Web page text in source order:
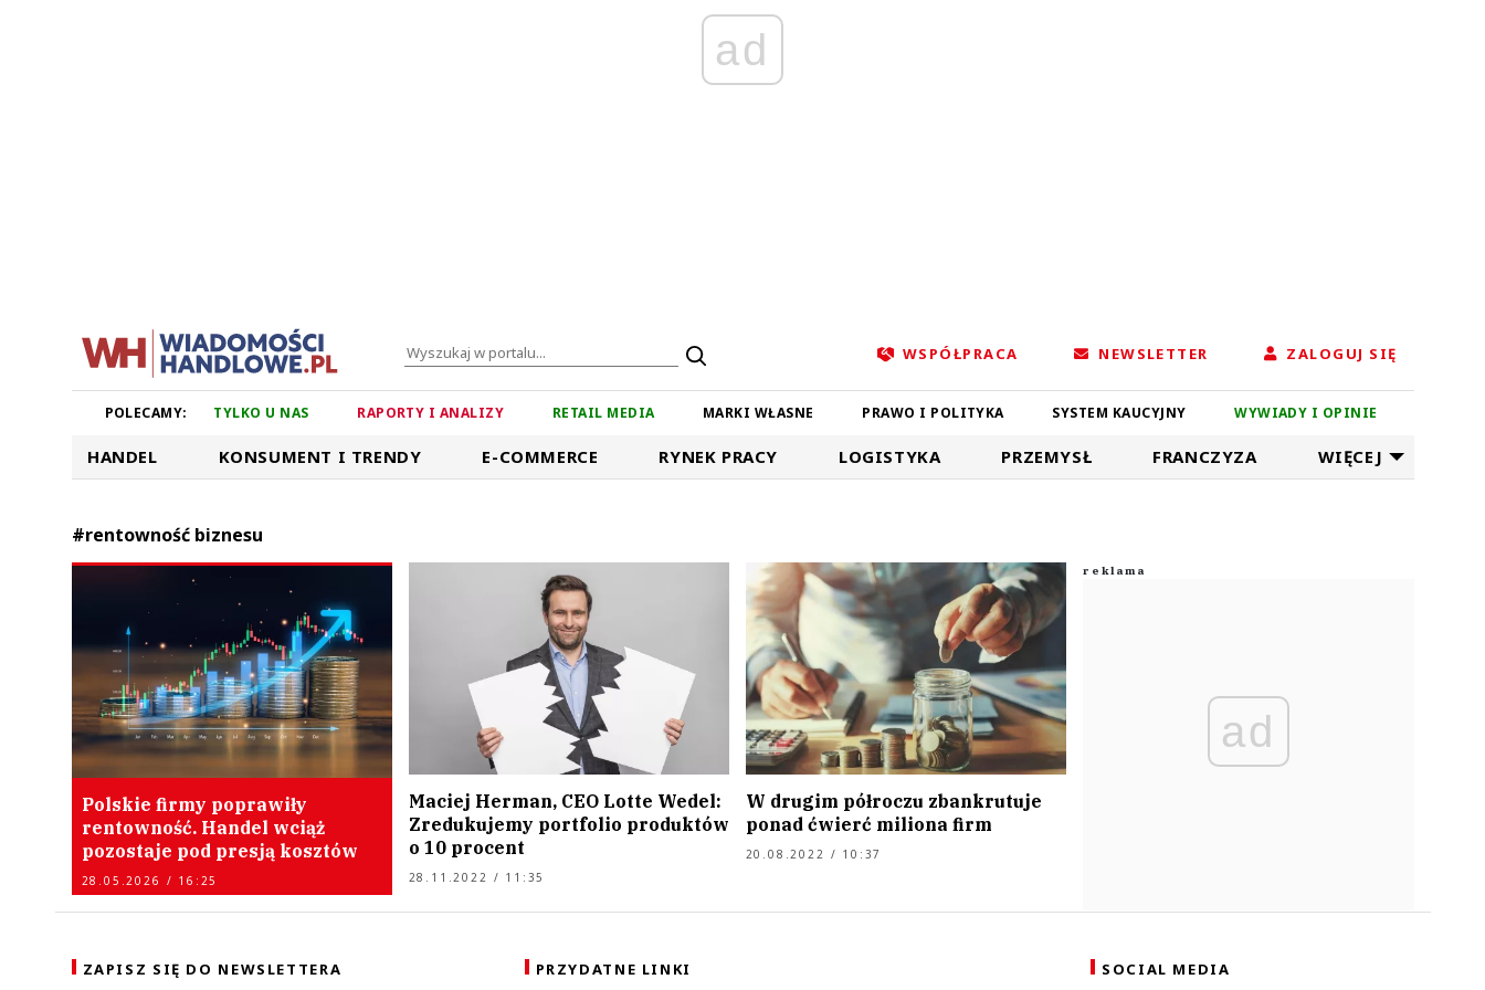
ad
WSPÓŁPRACA NEWSLETTER ZALOGUJ SIĘ
POLECAMY: TYLKO U NAS RAPORTY I ANALIZY RETAIL MEDIA MARKI WŁASNE PRAWO I POLITYKA SYSTEM KAUCYJNY WYWIADY I OPINIE
HANDEL KONSUMENT I TRENDY E-COMMERCE RYNEK PRACY LOGISTYKA PRZEMYSŁ FRANCZYZA WIĘCEJ
#rentowność biznesu
Polskie firmy poprawiły
rentowność. Handel wciąż
pozostaje pod presją kosztów
28.05.2026 / 16:25
Maciej Herman, CEO Lotte Wedel:
Zredukujemy portfolio produktów
o 10 procent
28.11.2022 / 11:35
W drugim półroczu zbankrutuje
ponad ćwierć miliona firm
20.08.2022 / 10:37
ad
ZAPISZ SIĘ DO NEWSLETTERA PRZYDATNE LINKI SOCIAL MEDIA